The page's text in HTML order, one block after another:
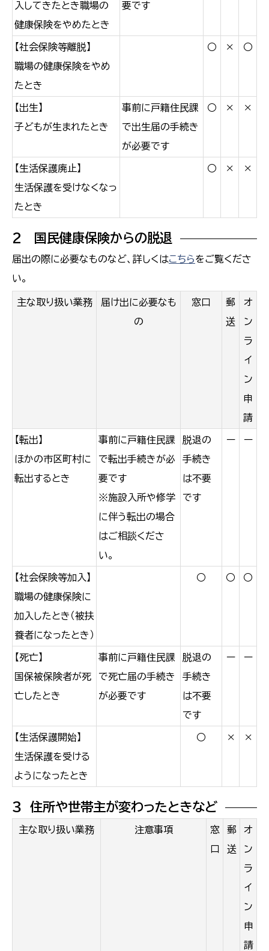
入してきたとき職場の
健康保険をやめたとき
要です
【社会保険等離脱】
職場の健康保険をやめ
たとき
○ × ○
【出生】
子どもが生まれたとき
事前に戸籍住民課
で出生届の手続き
が必要です
○ × ×
【生活保護廃止】
生活保護を受けなくなっ
たとき
○ × ×
2 国民健康保険からの脱退
届出の際に必要なものなど、詳しくはこちらをご覧くださ
い。
主な取り扱い業務
届け出に必要なも
の
窓口
郵
送
オ
ン
ラ
イ
ン
申
請
【転出】
ほかの市区町村に
転出するとき
事前に戸籍住民課
で転出手続きが必
要です
※施設入所や修学
に伴う転出の場合
はご相談くださ
い。
脱退の
手続き
は不要
です
ー ー
【社会保険等加入】
職場の健康保険に
加入したとき（被扶
養者になったとき）
○ ○ ○
【死亡】
国保被保険者が死
亡したとき
事前に戸籍住民課
で死亡届の手続き
が必要です
脱退の
手続き
は不要
です
ー ー
【生活保護開始】
生活保護を受ける
ようになったとき
○ × ×
３ 住所や世帯主が変わったときなど
主な取り扱い業務 注意事項
窓
口
郵
送
オ
ン
ラ
イ
ン
申
請